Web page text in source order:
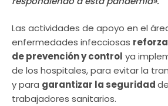
Las actividades de apoyo en el
enfermedades infecciosas
de prevención y control ya
de los hospitales, para evitar la
y para garantizar la seguridad
trabajadores sanitarios.